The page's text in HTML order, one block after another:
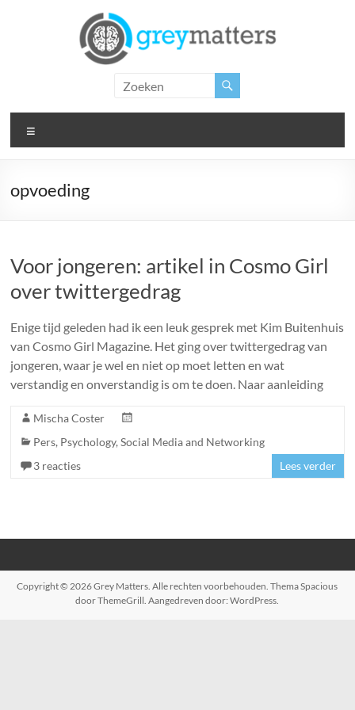
Matters
Insight.
Inspiration.
opvoeding
Voor jongeren: artikel in Cosmo Girl
over twittergedrag
Enige tijd geleden had ik een leuk gesprek met Kim Buitenhuis
van Cosmo Girl Magazine. Het ging over twittergedrag van
jongeren, waar je wel en niet op moet letten en wat
verstandig en onverstandig is om te doen. Naar aanleiding
Mischa Coster
Pers, Psychology,Social Media and Networking
3 reacties
Lees verder
Copyright © 2026Grey Matters. Alle rechten voorbehouden. ThemaSpacious
door ThemeGrill. Aangedreven door:WordPress.